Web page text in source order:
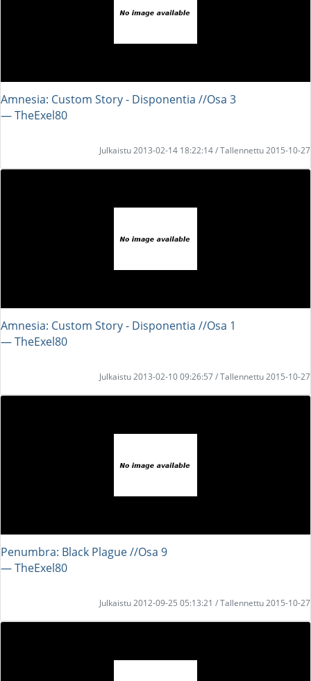
Amnesia: Custom Story - Disponentia //Osa 3
― TheExel80
Julkaistu 2013-02-14 18:22:14 / Tallennettu 2015-10-27
Amnesia: Custom Story - Disponentia //Osa 1
― TheExel80
Julkaistu 2013-02-10 09:26:57 / Tallennettu 2015-10-27
Penumbra: Black Plague //Osa 9
― TheExel80
Julkaistu 2012-09-25 05:13:21 / Tallennettu 2015-10-27